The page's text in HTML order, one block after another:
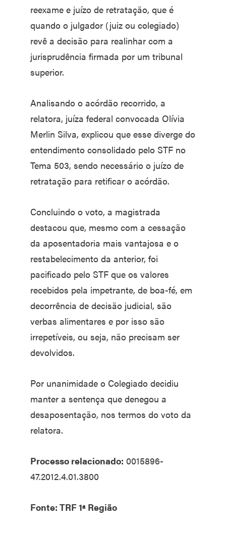
reexame e juízo de retratação, que é
quando o julgador (juiz ou colegiado)
revê a decisão para realinhar com a
jurisprudência firmada por um tribunal
superior.
Analisando o acórdão recorrido, a
relatora, juíza federal convocada Olívia
Merlin Silva, explicou que esse diverge do
entendimento consolidado pelo STF no
Tema 503, sendo necessário o juízo de
retratação para retificar o acórdão.
Concluindo o voto, a magistrada
destacou que, mesmo com a cessação
da aposentadoria mais vantajosa e o
restabelecimento da anterior, foi
pacificado pelo STF que os valores
recebidos pela impetrante, de boa-fé, em
decorrência de decisão judicial, são
verbas alimentares e por isso são
irrepetíveis, ou seja, não precisam ser
devolvidos.
Por unanimidade o Colegiado decidiu
manter a sentença que denegou a
desaposentação, nos termos do voto da
relatora.
Processo relacionado: 0015896-
47.2012.4.01.3800
Fonte: TRF 1ª Região